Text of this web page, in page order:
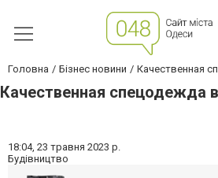
Головна Бізнес новини Качественная
Качественная спецодежда
18:04, 23 травня 2023 р.
Будівництво